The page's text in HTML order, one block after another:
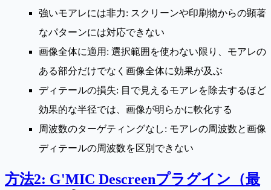
強いモアレには非力: スクリーンや印刷物からの顕著
なパターンには対応できない
画像全体に適用 : 選択範囲を使わない限り、モアレの
ある部分だけでなく画像全体に効果が及ぶ
ディテールの損失: 目で見えるモアレを除去するほど
効果的な半径では、画像が明らかに軟化する
周波数のターゲティングなし: モアレの周波数と画像
ディテールの周波数を区別できない
方法2: G'MIC Descreenプラグイン（最